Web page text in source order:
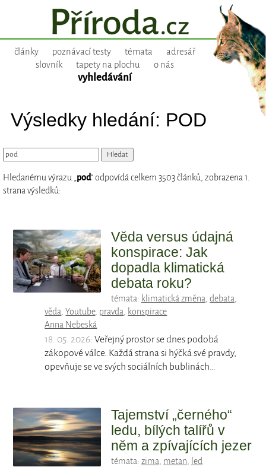
články poznávací testy témata
adresář
slovník
tapety na plochu o nás
vyhledávání
Výsledky hledání: POD
Hledanému výrazu „pod“ odpovídá celkem 3503 článků, zobrazena 1.
strana výsledků:
Věda versus údajná
konspirace: Jak
dopadla klimatická
debata roku?
témata: klimatická změna, debata,
věda,Youtube, pravda, konspirace
Anna Nebeská
18. 05. 2026: Veřejný prostor se dnes podobá
zákopové válce. Každá strana si hýčká své pravdy,
opevňuje se ve svých sociálních bublinách…
Tajemství „černého“
ledu, bílých talířů v
něm a zpívajících jezer
témata: zima, metan, led